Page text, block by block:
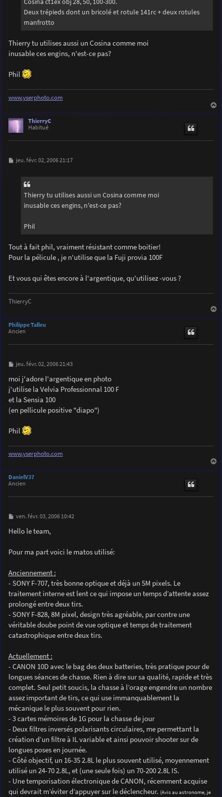
Deux trépieds dont un bricolé et rotule 141rc + deux rotules
manfrotto
Thierry tu utilises aussi un Cosina comme moi
inusable ces engins, n'est-ce pas?
Phil
www.yserphoto.com
ThierryC
Habitué
M
jeu. févr. 02, 2006 21:17
Thierry tu utilises aussi un Cosina comme moi
inusable ces engins, n'est-ce pas?
Phil
Tout à fait phil, vraiment résistant comme boitier!
Pour la pélicule , je n'utilise que la Fuji provia 100F
Et vous qui êtes encore à l'argentique, qu'utilisez -vous ?
ThierryC
Philippe Talleu
Ancien
M
s
s
a
g
e
jeu. févr. 02, 2006 21:43
moi j'adore l'argentique en photo
j'utilise la Velvia Professionnal 100 F
et la Sensia 100
(en pellicule positive "diapo")
Phil
www.yserphoto.com
DanielV37
Ancien
M
s
s
e
ven. févr. 03, 2006 10:42
Hello le team,
Pour ma part voici le matos utilisé:
Anciennement :
- SONY F-707, très bonne optique et déjà un 5M pixels. Le
traitement interne est lent ce qui impose un temps d’attente assez
prolongé entre deux tirs.
- SONY F-828, 8M pixel, design très agréable, par contre une
véritable doube point de vue optique et temps de traitement
catastrophique entre deux tirs.
Actuellement :
- CANON 10D avec le bag des deux batteries, très pratique pour de
longues séances de chasse. Rien à dire sur sa qualité, rapide et très
complet. Seul petit soucis, la chasse à l’orage engendre un nombre
assez important de tirs, ce qui use immanquablement la
mécanique le plus souvent pour rien.
- 3 cartes mémoires de 1G pour la chasse de jour
- Deux filtres inversés polarisants circulaires, me permettant la
création d’un filtre à IL variable et ainsi pouvoir shooter sur de
longues poses en journée.
- Côté objectif, un 16-35 2.8L le plus souvent utilisé, moyennement
utilisé un 24-70 2.8L, et (une seule fois) un 70-200 2.8L IS.
- Une temporisation électronique de CANON, récemment acquise
qui devrait m’éviter d’appuyer sur le déclencheur. (Avis au astronome, je